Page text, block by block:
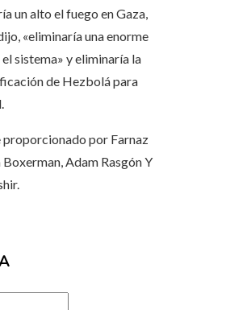
un alto el fuego en Gaza,
«eliminaría una enorme
sistema» y eliminaría la
de Hezbolá para
proporcionado por Farnaz
Boxerman,Adam RasgónY
.